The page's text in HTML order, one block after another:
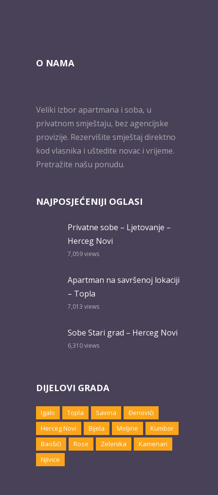
O NAMA
Veliki izbor apartmana i soba, u
privatnom smještaju, bez agencijske
provizije. Rezervišite smještaj direktno
kod vlasnika i uštedite novac i vrijeme.
Pretražite našu ponudu.
NAJPOSJEĆENIJI OGLASI
Privatne sobe – Ljetovanje –
Herceg Novi
7,059views
Apartman na savršenoj lokaciji
– Topla
7,013 views
Sobe Stari grad – Herceg Novi
6,310views
DIJELOVI GRADA
Igalo Topla Savina
Đenovići
Herceg Novi
Bijela Meljine
Kumbor
Baošići
Rose Zelenika
Kamenari
Njivice